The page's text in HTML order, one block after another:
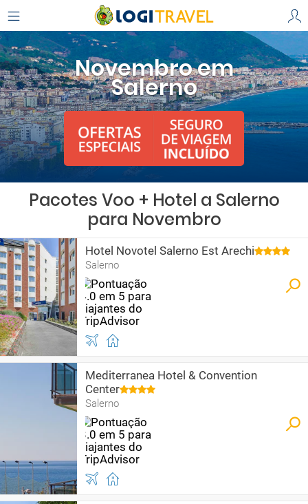
Novembro em
Salerno
Pacotes Voo + Hotel a Salerno
para Novembro
Hotel Novotel Salerno Est Arechi
Salerno
Mediterranea Hotel & Convention
Center
Salerno